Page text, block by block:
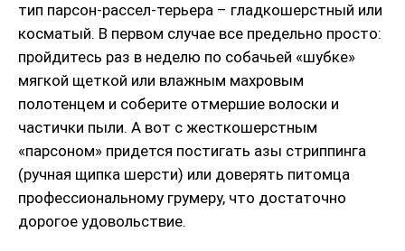
тип парсон-рассел-терьера – гладкошерстный или
косматый. В первом случае все предельно просто:
пройдитесь раз в неделю по собачьей «шубке»
мягкой щеткой или влажным махровым
полотенцем и соберите отмершие волоски и
частички пыли. А вот с жесткошерстным
«парсоном» придется постигать азы стриппинга
(ручная щипка шерсти) или доверять питомца
профессиональному грумеру, что достаточно
дорогое удовольствие.